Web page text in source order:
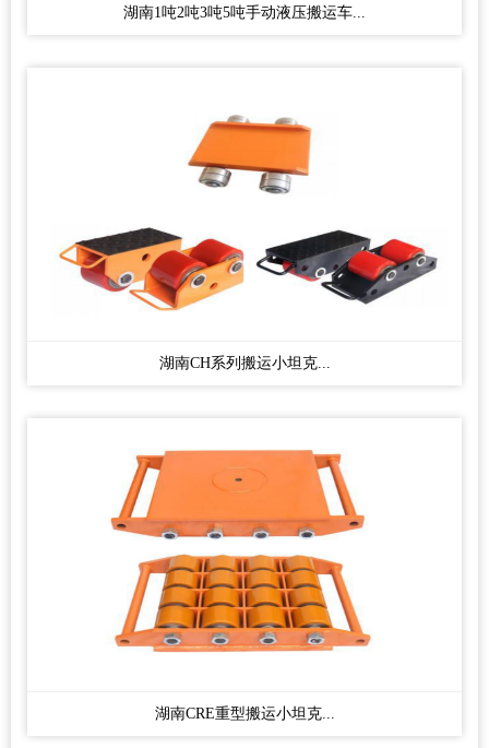
湖南1吨2吨3吨5吨手动液压搬运车...
湖南CH系列搬运小坦克...
湖南CRE重型搬运小坦克...